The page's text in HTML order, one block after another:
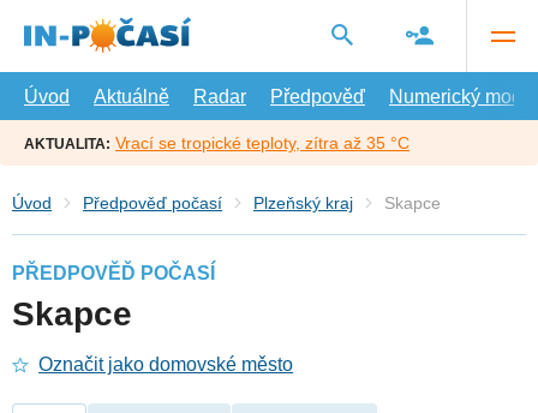
hlavní
Úvod
Aktuálně Radar Předpověď Numerický model
AKTUALITA: Vrací se tropické teploty, zítra až 35 °C
Úvod Předpověď počasí Plzeňský kraj Skapce
PŘEDPOVĚĎ POČASÍ
Skapce
Označit jako domovské město